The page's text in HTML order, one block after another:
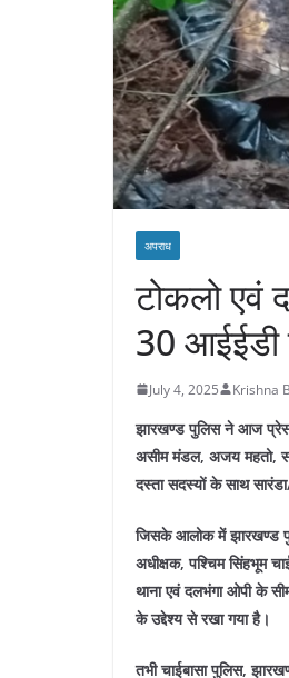
अपराध
टोकलो एवं
30 आईईडी
July 4, 2025 Krishna
झारखण्ड पुलिस ने आज प्रेस
असीम मंडल, अजय महतो,
दस्ता सदस्यों के साथ
जिसके आलोक में झारखण्ड
अधीक्षक, पश्चिम सिंहभूम
थाना एवं दलभंगा ओपी के
के उद्देश्य से रखा गया है।
तभी चाईबासा पुलिस,